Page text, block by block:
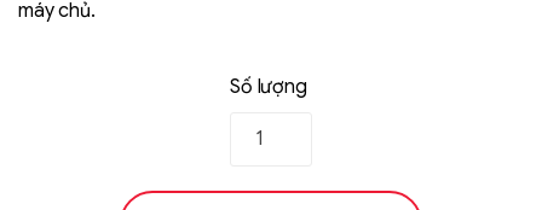
máy chủ.
Số lượng